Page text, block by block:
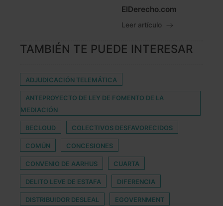
ElDerecho.com
Leer artículo
TAMBIÉN TE PUEDE INTERESAR
ADJUDICACIÓN TELEMÁTICA
ANTEPROYECTO DE LEY DE FOMENTO DE LA
MEDIACIÓN
BECLOUD COLECTIVOS DESFAVORECIDOS
COMÚN CONCESIONES
CONVENIO DE AARHUS CUARTA
DELITO LEVE DE ESTAFA DIFERENCIA
DISTRIBUIDOR DESLEAL EGOVERNMENT